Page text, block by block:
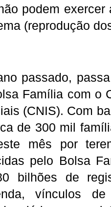
podem exercer
(reprodução
passado,
Família com o
(CNIS). Com
de 300 mil
mês por
pelo Bolsa
bilhões de
vínculos